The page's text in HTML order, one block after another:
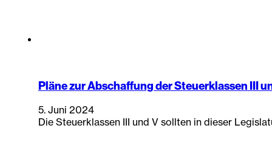
Pläne zur Abschaffung der Steuerklassen III
5. Juni 2024
Die Steuerklassen III und V sollten in dieser